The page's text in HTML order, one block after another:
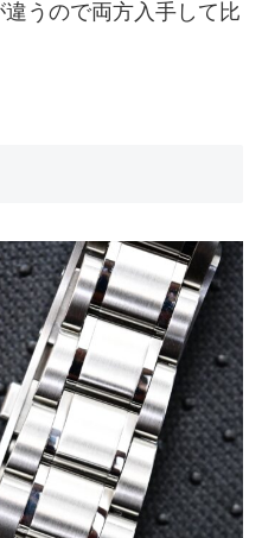
うので両方入手して比